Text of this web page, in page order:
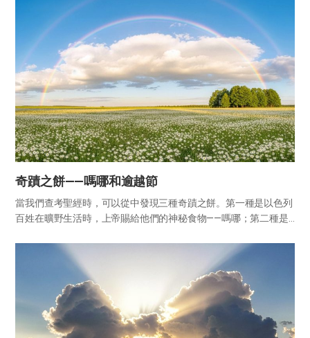
奇蹟之餅——嗎哪和逾越節
當我們查考聖經時，可以從中發現三種奇蹟之餅。第一種是以色列
百姓在曠野生活時，上帝賜給他們的神秘食物——嗎哪；第二種是
穌應許為自己身體的逾越節之餅。 在四十年曠野生活中，每天從天